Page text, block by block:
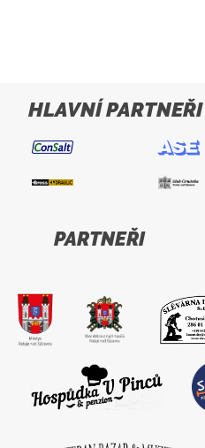
HLAVNÍ PARTNEŘI
PARTNEŘI